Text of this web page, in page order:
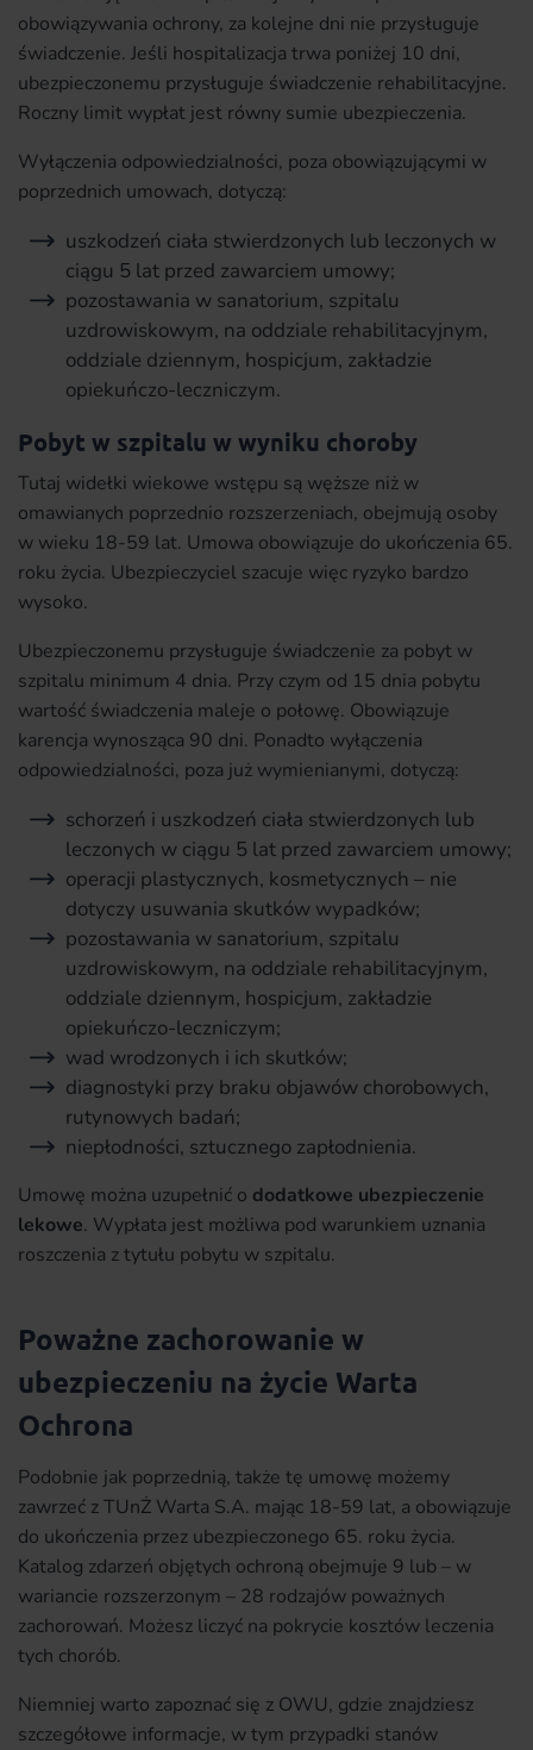
obowiązywania ochrony, za kolejne dni nie przysługuje
świadczenie. Jeśli hospitalizacja trwa poniżej 10 dni,
ubezpieczonemu przysługuje świadczenie rehabilitacyjne.
Roczny limit wypłat jest równy sumie ubezpieczenia.
Wyłączenia odpowiedzialności, poza obowiązującymi w
poprzednich umowach, dotyczą:
uszkodzeń ciała stwierdzonych lub leczonych w
ciągu 5 lat przed zawarciem umowy;
pozostawania w sanatorium, szpitalu
uzdrowiskowym, na oddziale rehabilitacyjnym,
oddziale dziennym, hospicjum, zakładzie
opiekuńczo-leczniczym.
Pobyt w szpitalu w wyniku choroby
Tutaj widełki wiekowe wstępu są węższe niż w
omawianych poprzednio rozszerzeniach, obejmują osoby
w wieku 18-59 lat. Umowa obowiązuje do ukończenia 65.
roku życia. Ubezpieczyciel szacuje więc ryzyko bardzo
wysoko.
Ubezpieczonemu przysługuje świadczenie za pobyt w
szpitalu minimum 4 dnia. Przy czym od 15 dnia pobytu
wartość świadczenia maleje o połowę. Obowiązuje
karencja wynosząca 90 dni. Ponadto wyłączenia
odpowiedzialności, poza już wymienianymi, dotyczą:
schorzeń i uszkodzeń ciała stwierdzonych lub
leczonych w ciągu 5 lat przed zawarciem umowy;
operacji plastycznych, kosmetycznych – nie
dotyczy usuwania skutków wypadków;
pozostawania w sanatorium, szpitalu
uzdrowiskowym, na oddziale rehabilitacyjnym,
oddziale dziennym, hospicjum, zakładzie
opiekuńczo-leczniczym;
wad wrodzonych i ich skutków;
diagnostyki przy braku objawów chorobowych,
rutynowych badań;
niepłodności, sztucznego zapłodnienia.
Umowę można uzupełnić o dodatkowe ubezpieczenie
lekowe. Wypłata jest możliwa pod warunkiem uznania
roszczenia z tytułu pobytu w szpitalu.
Poważne zachorowanie w
ubezpieczeniu na życie Warta
Ochrona
Podobnie jak poprzednią, także tę umowę możemy
zawrzeć z TUnŻ Warta S.A. mając 18-59 lat, a obowiązuje
do ukończenia przez ubezpieczonego 65. roku życia.
Katalog zdarzeń objętych ochroną obejmuje 9 lub – w
wariancie rozszerzonym – 28 rodzajów poważnych
zachorowań. Możesz liczyć na pokrycie kosztów leczenia
tych chorób.
Niemniej warto zapoznać się z OWU, gdzie znajdziesz
szczegółowe informacje, w tym przypadki stanów